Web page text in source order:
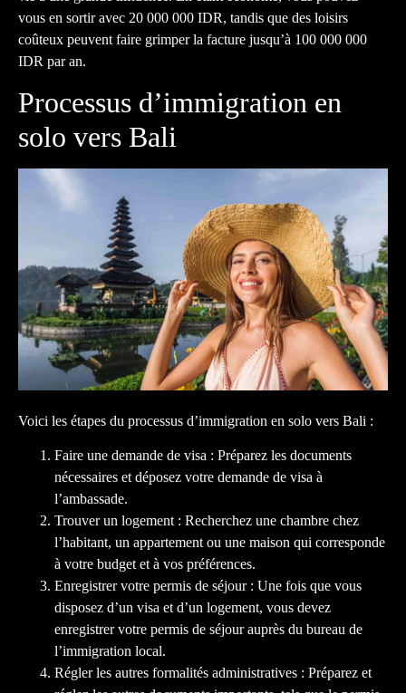
vous en sortir avec 20 000 000 IDR, tandis que des loisirs
coûteux peuvent faire grimper la facture jusqu’à 100 000 000
IDR par an.
Processus d’immigration en
solo vers Bali
Voici les étapes du processus d’immigration en solo vers Bali :
Faire une demande de visa : Préparez les documents
nécessaires et déposez votre demande de visa à
l’ambassade.
Trouver un logement : Recherchez une chambre chez
l’habitant, un appartement ou une maison qui corresponde
à votre budget et à vos préférences.
Enregistrer votre permis de séjour : Une fois que vous
disposez d’un visa et d’un logement, vous devez
enregistrer votre permis de séjour auprès du bureau de
l’immigration local.
Régler les autres formalités administratives : Préparez et